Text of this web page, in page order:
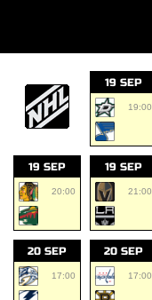
19 SEP
19:00
19 SEP
20:00
19 SEP
21:00
20 SEP
17:00
20 SEP
17:00